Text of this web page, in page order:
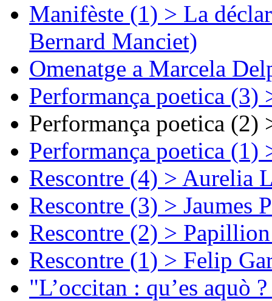
Manifèste (1) > La
Bernard Manciet)
Omenatge a Marcela
Performança poetica (3)
Performança poetica (2)
Performança poetica (1)
Rescontre (4) > Aurelia
Rescontre (3) > Jaumes
Rescontre (2) >
Rescontre (1) > Felip
"L’occitan : qu’es aquò